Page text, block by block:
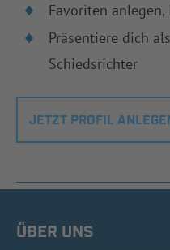
Favoriten
Präsentiere dich
Schiedsrichter
JETZT PROFIL
ÜBER UNS